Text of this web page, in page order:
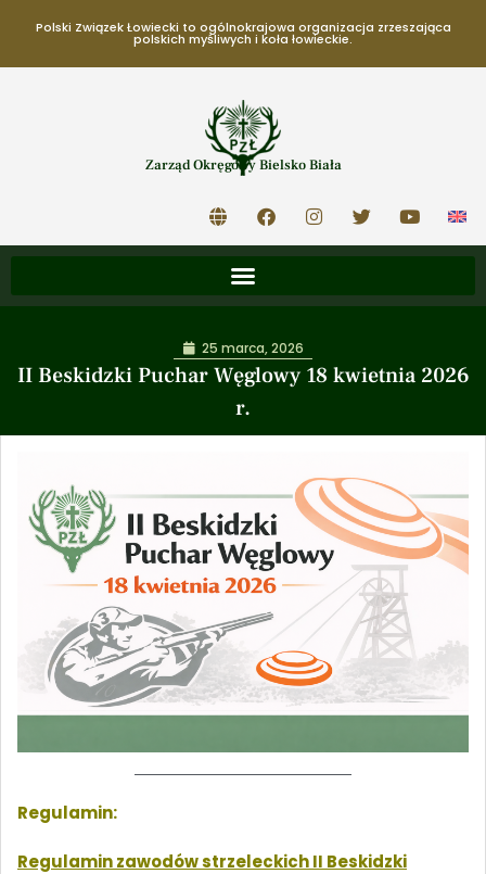
Polski Związek Łowiecki to ogólnokrajowa organizacja zrzeszająca
polskich myśliwych i koła łowieckie.
Zarząd Okręgowy Bielsko Biała
II Beskidzki Puchar Węglowy 18 kwietnia 2026
r.
25 marca, 2026
Regulamin:
Regulamin zawodów strzeleckich II Beskidzki